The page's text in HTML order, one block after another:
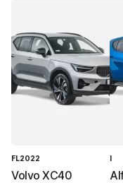
FL2022
Volvo XC40
I